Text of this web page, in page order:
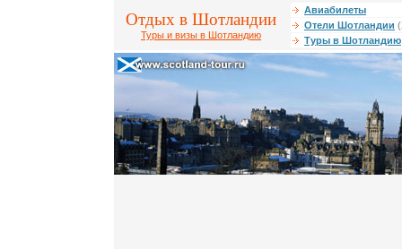
Отдых в Шотландии
Туры и визы в Шотландию
Авиабилеты
Отели Шотландии
Туры в Шотландию